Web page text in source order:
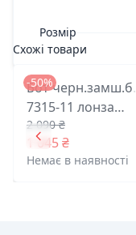
Розмір
Схожі товари
-50%
Бот черн.замш.б.
7315-11 лонза
турция 36(р)
2 090 ₴
1 045 ₴
Немає в наявності